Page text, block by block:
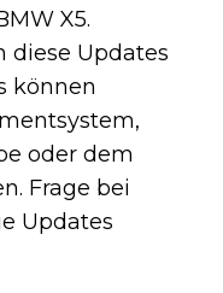
X5.
diese Updates
können
oder dem
Frage bei
Updates